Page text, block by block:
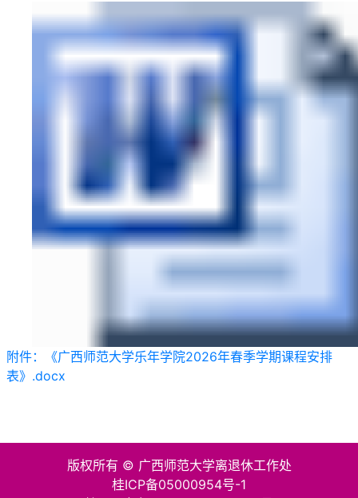
附件：《广西师范大学乐年学院2026年春季学期课程安排
表》.docx
版权所有 © 广西师范大学离退休工作处
桂ICP备05000954号-1